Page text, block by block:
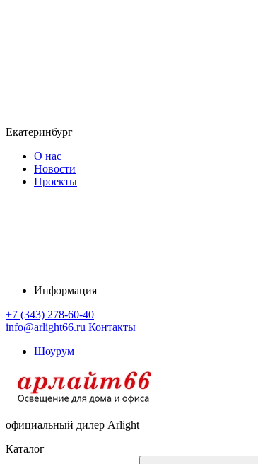
Екатеринбург
О нас
Новости
Проекты
Информация
+7 (343) 278-60-40
info@arlight66.ru Контакты
Шоурум
официальный дилер Arlight
Каталог